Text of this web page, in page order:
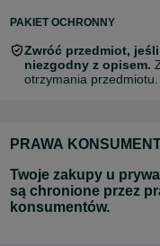
PAKIET OCHRONNY
Zwróć przedmiot,
niezgodny z opisem.
otrzymania przedmiotu.
PRAWA
Twoje zakupy u
są chronione przez
konsumentów.